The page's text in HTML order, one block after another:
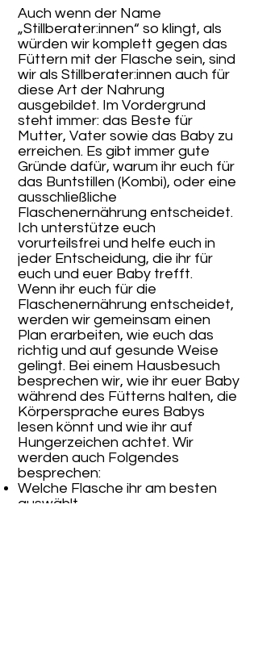
Auch wenn der Name
„Stillberater:innen“ so klingt, als
würden wir komplett gegen das
Füttern mit der Flasche sein, sind
wir als Stillberater:innen auch für
diese Art der Nahrung
ausgebildet. Im Vordergrund
steht immer: das Beste für
Mutter, Vater sowie das Baby zu
erreichen. Es gibt immer gute
Gründe dafür, warum ihr euch für
das Buntstillen (Kombi), oder eine
ausschließliche
Flaschenernährung entscheidet.
Ich unterstütze euch
vorurteilsfrei und helfe euch in
jeder Entscheidung, die ihr für
euch und euer Baby trefft.
Wenn ihr euch für die
Flaschenernährung entscheidet,
werden wir gemeinsam einen
Plan erarbeiten, wie euch das
richtig und auf gesunde Weise
gelingt. Bei einem Hausbesuch
besprechen wir, wie ihr euer Baby
während des Fütterns halten, die
Körpersprache eures Babys
lesen könnt und wie ihr auf
Hungerzeichen achtet. Wir
werden auch Folgendes
besprechen:
Welche Flasche ihr am besten
auswählt